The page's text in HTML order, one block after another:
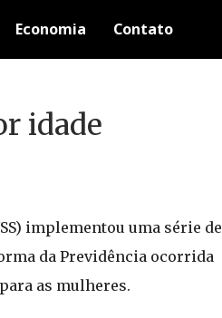
Economia Contato
idade
implementou uma série de
da Previdência ocorrida
as mulheres.